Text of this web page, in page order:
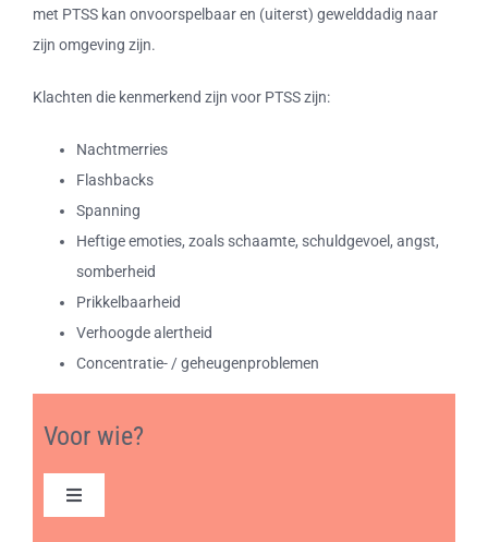
met PTSS kan onvoorspelbaar en (uiterst) gewelddadig naar
zijn omgeving zijn.
Klachten die kenmerkend zijn voor PTSS zijn:
Nachtmerries
Flashbacks
Spanning
Heftige emoties, zoals schaamte, schuldgevoel, angst,
somberheid
Prikkelbaarheid
Verhoogde alertheid
Concentratie- / geheugenproblemen
Voor wie?
Toggle